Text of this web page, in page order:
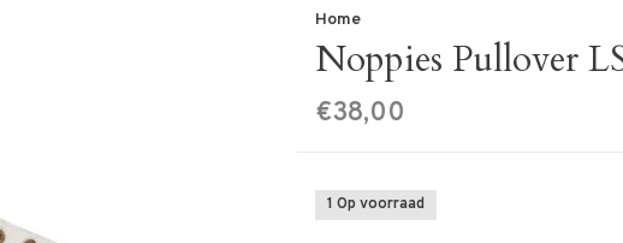
Home
Noppies Pullover
€38,00
1 Op voorraad